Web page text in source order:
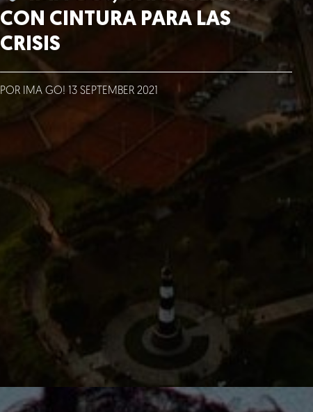
CON CINTURA PARA LAS
CRISIS
POR IMA GO! 13 SEPTEMBER 2021